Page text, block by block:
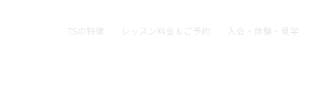
TSの特徴 レッスン料金＆ご予約 入会・体験・見学